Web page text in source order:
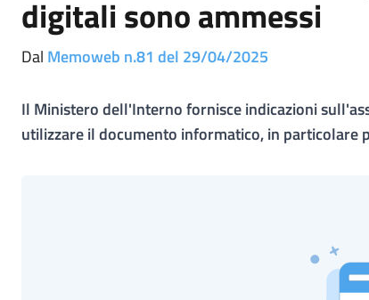
digitali sono ammessi
Dal Memoweb n.81 del 29/04/2025
Il Ministero dell'Interno fornisce indicazioni
utilizzare il documento informatico, in particolare